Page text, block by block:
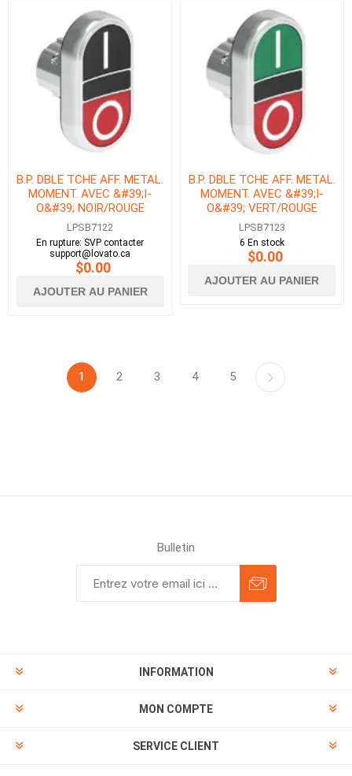
B.P. DBLE TCHE AFF. METAL.
MOMENT. AVEC &#39;I-
O&#39; NOIR/ROUGE
LPSB7122
En rupture: SVP contacter
support@lovato.ca
$0.00
AJOUTER AU PANIER
B.P. DBLE TCHE AFF. METAL.
MOMENT. AVEC &#39;I-
O&#39; VERT/ROUGE
LPSB7123
6 En stock
$0.00
AJOUTER AU PANIER
1 2 3 4 5
Bulletin
INFORMATION
MON COMPTE
SERVICE CLIENT